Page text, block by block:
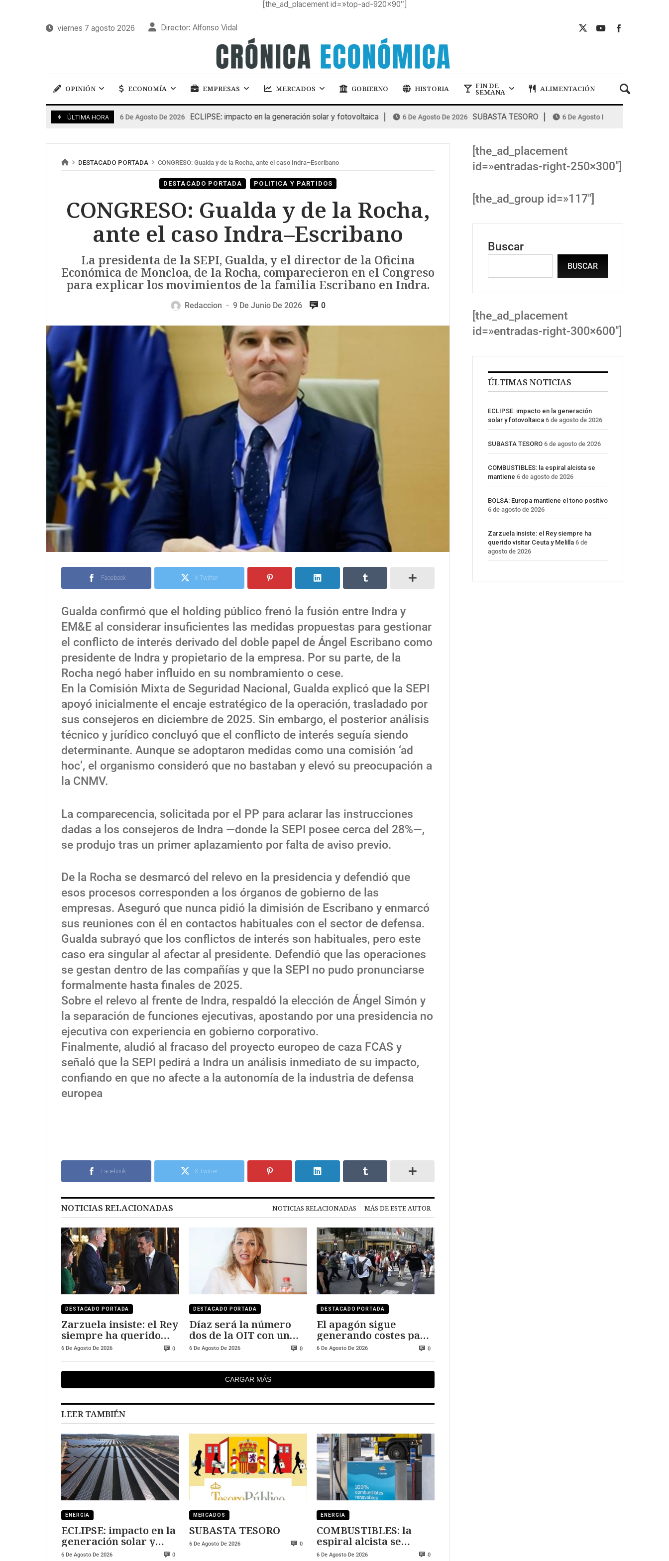
[the_ad_placement id=»top-ad-920×90″]
viernes 7 agosto 2026 Director: Alfonso Vidal
OPINIÓN ECONOMÍA EMPRESAS MERCADOS GOBIERNO HISTORIA FIN DE
SEMANA ALIMENTACIÓN
ÚLTIMA HORA6 De Agosto De 2026 ECLIPSE: impacto en la generación solar y fotovoltaica 6 De Agosto De 2026 SUBASTA TESORO 6 De Agosto De 2026
DESTACADO PORTADA CONGRESO: Gualda y de la Rocha, ante el caso Indra–Escribano
DESTACADO PORTADA POLITICA Y PARTIDOS
CONGRESO: Gualda y de la Rocha,
ante el caso Indra–Escribano
La presidenta de la SEPI, Gualda, y el director de la Oficina
Económica de Moncloa, de la Rocha, comparecieron en el Congreso
para explicar los movimientos de la familia Escribano en Indra.
Redaccion — 9 De Junio De 2026 0
Facebook X Twitter
Gualda confirmó que el holding público frenó la fusión entre Indra y
EM&E al considerar insuficientes las medidas propuestas para gestionar
el conflicto de interés derivado del doble papel de Ángel Escribano como
presidente de Indra y propietario de la empresa. Por su parte, de la
Rocha negó haber influido en su nombramiento o cese.
En la Comisión Mixta de Seguridad Nacional, Gualda explicó que la SEPI
apoyó inicialmente el encaje estratégico de la operación, trasladado por
sus consejeros en diciembre de 2025. Sin embargo, el posterior análisis
técnico y jurídico concluyó que el conflicto de interés seguía siendo
determinante. Aunque se adoptaron medidas como una comisión ‘ad
hoc’, el organismo consideró que no bastaban y elevó su preocupación a
la CNMV.
La comparecencia, solicitada por el PP para aclarar las instrucciones
dadas a los consejeros de Indra —donde la SEPI posee cerca del 28%—,
se produjo tras un primer aplazamiento por falta de aviso previo.
De la Rocha se desmarcó del relevo en la presidencia y defendió que
esos procesos corresponden a los órganos de gobierno de las
empresas. Aseguró que nunca pidió la dimisión de Escribano y enmarcó
sus reuniones con él en contactos habituales con el sector de defensa.
Gualda subrayó que los conflictos de interés son habituales, pero este
caso era singular al afectar al presidente. Defendió que las operaciones
se gestan dentro de las compañías y que la SEPI no pudo pronunciarse
formalmente hasta finales de 2025.
Sobre el relevo al frente de Indra, respaldó la elección de Ángel Simón y
la separación de funciones ejecutivas, apostando por una presidencia no
ejecutiva con experiencia en gobierno corporativo.
Finalmente, aludió al fracaso del proyecto europeo de caza FCAS y
señaló que la SEPI pedirá a Indra un análisis inmediato de su impacto,
confiando en que no afecte a la autonomía de la industria de defensa
europea
Facebook X Twitter
NOTICIAS RELACIONADAS NOTICIAS RELACIONADAS MÁS DE ESTE AUTOR
DESTACADO PORTADA
Zarzuela insiste: el Rey
siempre ha querido
visitar Ceuta y Melilla
6 De Agosto De 2026 0
DESTACADO PORTADA
Díaz será la número
dos de la OIT con un
salario cercano a los
6 De Agosto De 2026 0
DESTACADO PORTADA
El apagón sigue
generando costes para
Red Eléctrica de
6 De Agosto De 2026 0
CARGAR MÁS
LEER TAMBIÉN
ENERGÍA
ECLIPSE: impacto en la
generación solar y
fotovoltaica
6 De Agosto De 2026 0
MERCADOS
SUBASTA TESORO
6 De Agosto De 2026 0
ENERGÍA
COMBUSTIBLES: la
espiral alcista se
mantiene
6 De Agosto De 2026 0
[the_ad_placement
id=»entradas-right-250×300″]
[the_ad_group id=»117″]
Buscar
BUSCAR
[the_ad_placement
id=»entradas-right-300×600″]
ÚLTIMAS NOTICIAS
ECLIPSE: impacto en la generación
solar y fotovoltaica 6 de agosto de 2026
SUBASTA TESORO 6 de agosto de 2026
COMBUSTIBLES: la espiral alcista se
mantiene 6 de agosto de 2026
BOLSA: Europa mantiene el tono positivo
6 de agosto de 2026
Zarzuela insiste: el Rey siempre ha
querido visitar Ceuta y Melilla 6 de
agosto de 2026